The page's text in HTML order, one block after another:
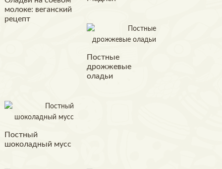
молоке: веганский
рецепт
Постные
дрожжевые
оладьи
Постный
шоколадный мусс